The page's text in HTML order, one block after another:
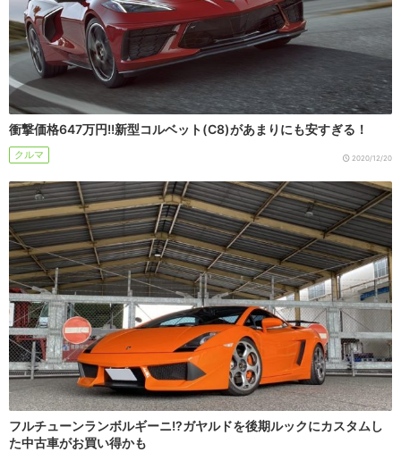
衝撃価格647万円!!新型コルベット(C8)があまりにも安すぎる！
クルマ 2020/12/20
フルチューンランボルギーニ!?ガヤルドを後期ルックにカスタムし
た中古車がお買い得かも